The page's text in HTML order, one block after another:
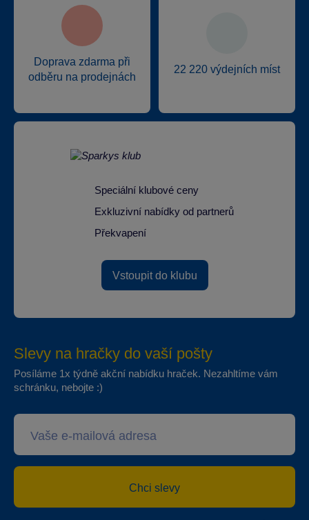
Doprava zdarma při
odběru na prodejnách
22 220 výdejních míst
Speciální klubové ceny
Exkluzivní nabídky od partnerů
Překvapení
Vstoupit do klubu
Slevy na hračky do vaší pošty
Posíláme 1x týdně akční nabídku hraček. Nezahltíme vám
schránku, nebojte :)
Chci slevy